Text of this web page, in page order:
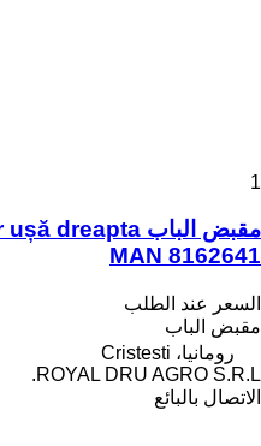
1
MAN 8162641
السعر عند الطلب
مقبض الباب
رومانيا، Cristesti
ROYAL DRU AGRO S.R.L.
الاتصال بالبائع